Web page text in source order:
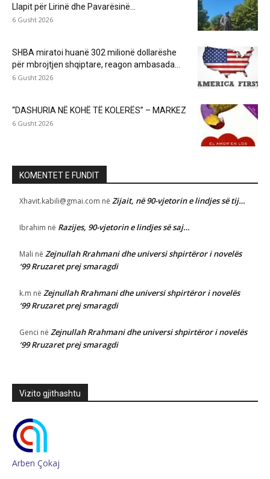
Llapit për Lirinë dhe Pavarësinë...
6 Gusht 2026
SHBA miratoi huanë 302 milionë dollarëshe
për mbrojtjen shqiptare, reagon ambasada...
6 Gusht 2026
“DASHURIA NË KOHË TË KOLERËS” – MARKEZ
6 Gusht 2026
KOMENTET E FUNDIT
Xhavit.kabili@gmai.com në Zijait, në 90-vjetorin e lindjes së tij…
Ibrahim në Razijes, 90-vjetorin e lindjes së saj…
Mali në Zejnullah Rrahmani dhe universi shpirtëror i novelës
‘99 Rruzaret prej smaragdi
k.m në Zejnullah Rrahmani dhe universi shpirtëror i novelës
‘99 Rruzaret prej smaragdi
Genci në Zejnullah Rrahmani dhe universi shpirtëror i novelës
‘99 Rruzaret prej smaragdi
Vizito gjithashtu
Arben Çokaj